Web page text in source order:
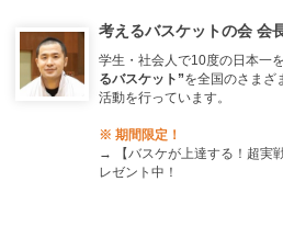
考えるバスケットの会 会
学生・社会人で10度の日本一
るバスケット”を全国のさまざ
活動を行っています。
※ 期間限定！
→
【バスケが上達する！超実
レゼント中！